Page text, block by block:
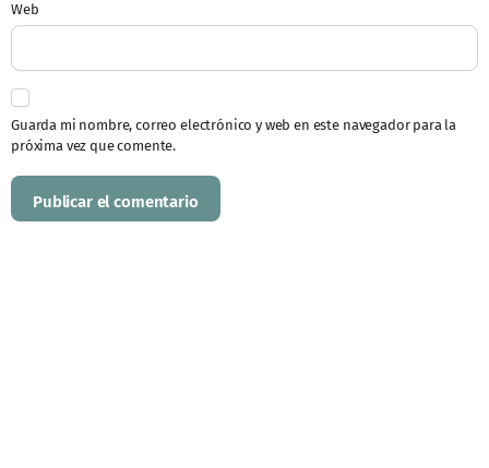
Web
Guarda mi nombre, correo electrónico y web en este navegador para la
próxima vez que comente.